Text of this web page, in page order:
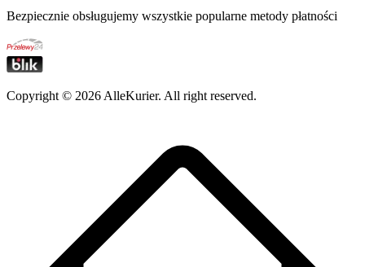
Bezpiecznie obsługujemy wszystkie popularne metody płatności
Copyright © 2026 AlleKurier. All right reserved.